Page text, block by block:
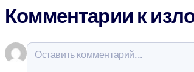
Комментарии к